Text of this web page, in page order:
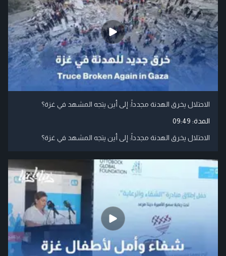
الاحتلال يخرق الهدنة مجدداً: إلى أين يتجه المشهد في غزة؟
المدة: 09:49
الاحتلال يخرق الهدنة مجدداً: إلى أين يتجه المشهد في غزة؟